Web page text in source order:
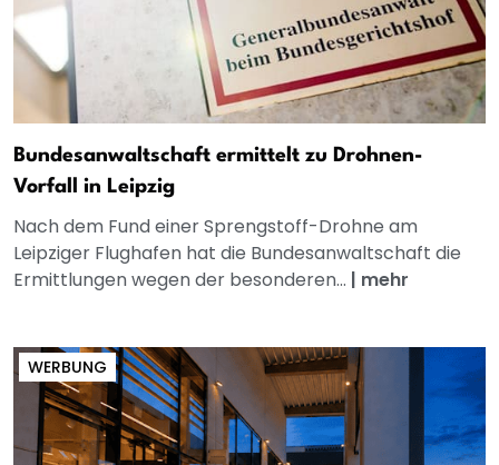
Bundesanwaltschaft ermittelt zu Drohnen-
Vorfall in Leipzig
Nach dem Fund einer Sprengstoff-Drohne am
Leipziger Flughafen hat die Bundesanwaltschaft die
Ermittlungen wegen der besonderen... | mehr
WERBUNG